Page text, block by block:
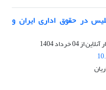
در حقوق اداری ایران و
از04 خرداد 1404